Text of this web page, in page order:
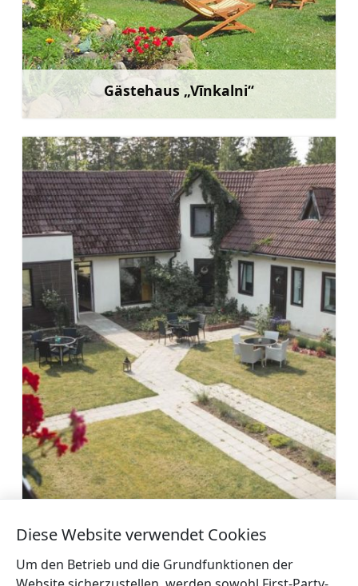
Gästehaus „Vīnkalni“
Gästehaus Steingeschichten
Diese Website verwendet Cookies
Um den Betrieb und die Grundfunktionen der